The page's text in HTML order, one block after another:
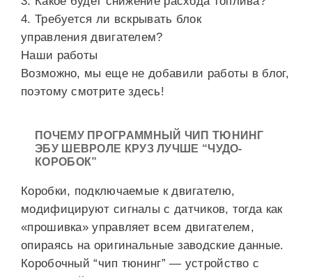
4. Требуется ли вскрывать блок
управления двигателем?
Наши работы
Возможно, мы еще не добавили работы в блог,
поэтому смотрите здесь!
ПОЧЕМУ ПРОГРАММНЫЙ ЧИП ТЮНИНГ
ЭБУ ШЕВРОЛЕ КРУЗ ЛУЧШЕ “ЧУДО-
КОРОБОК”
Коробки, подключаемые к двигателю,
модифицируют сигналы с датчиков, тогда как
«прошивка» управляет всем двигателем,
опираясь на оригинальные заводские данные.
Коробочный “чип тюнинг” — устройство с